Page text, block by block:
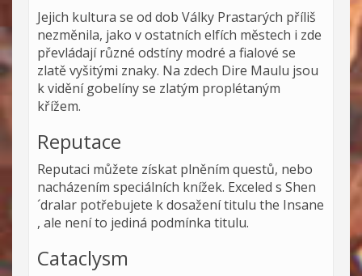
Jejich kultura se od dob Války Prastarých příliš
nezměnila, jako v ostatních elfích městech i zde
převládají různé odstíny modré a fialové se
zlatě vyšitými znaky. Na zdech Dire Maulu jsou
k vidění gobelíny se zlatým proplétaným
křížem.
Reputace
Reputaci můžete získat plněním questů, nebo
nacházením speciálních knížek. Exceled s Shen
´dralar potřebujete k dosažení titulu the Insane
, ale není to jediná podmínka titulu.
Cataclysm